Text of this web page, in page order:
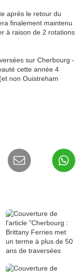
après le retour du
finalement maintenu
à raison de 2 rotations
sur Cherbourg -
cette année 4
non Ouistreham